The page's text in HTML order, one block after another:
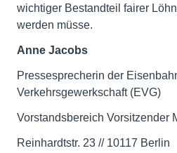
wichtiger Bestandteil fairer
werden müsse.
Anne Jacobs
Pressesprecherin der
Verkehrsgewerkschaft (EVG)
Vorstandsbereich Vorsitzender
Reinhardtstr. 23 // 10117 Berlin